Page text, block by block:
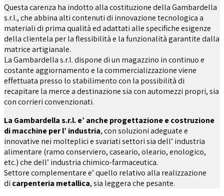
Questa carenza ha indotto alla costituzione della Gambardella
s.r.l., che abbina alti contenuti di innovazione tecnologica a
materiali di prima qualità ed adattati alle specifiche esigenze
della clientela per la flessibilità e la funzionalità garantite dalla
matrice artigianale.
La Gambardella s.r.l. dispone di un magazzino in continuo e
costante aggiornamento e la commercializzazione viene
effettuata presso lo stabilimento con la possibilità di
recapitare la merce a destinazione sia con automezzi propri, sia
con corrieri convenzionati.
La Gambardella s.r.l. e’ anche progettazione e costruzione
di macchine per l’ industria, con soluzioni adeguate e
innovative nei molteplici e svariati settori sia dell’ industria
alimentare (ramo conserviero, caseario, oleario, enologico,
etc.) che dell’ industria chimico-farmaceutica.
Settore complementare e’ quello relativo alla realizzazione
di carpenteria metallica, sia leggera che pesante.